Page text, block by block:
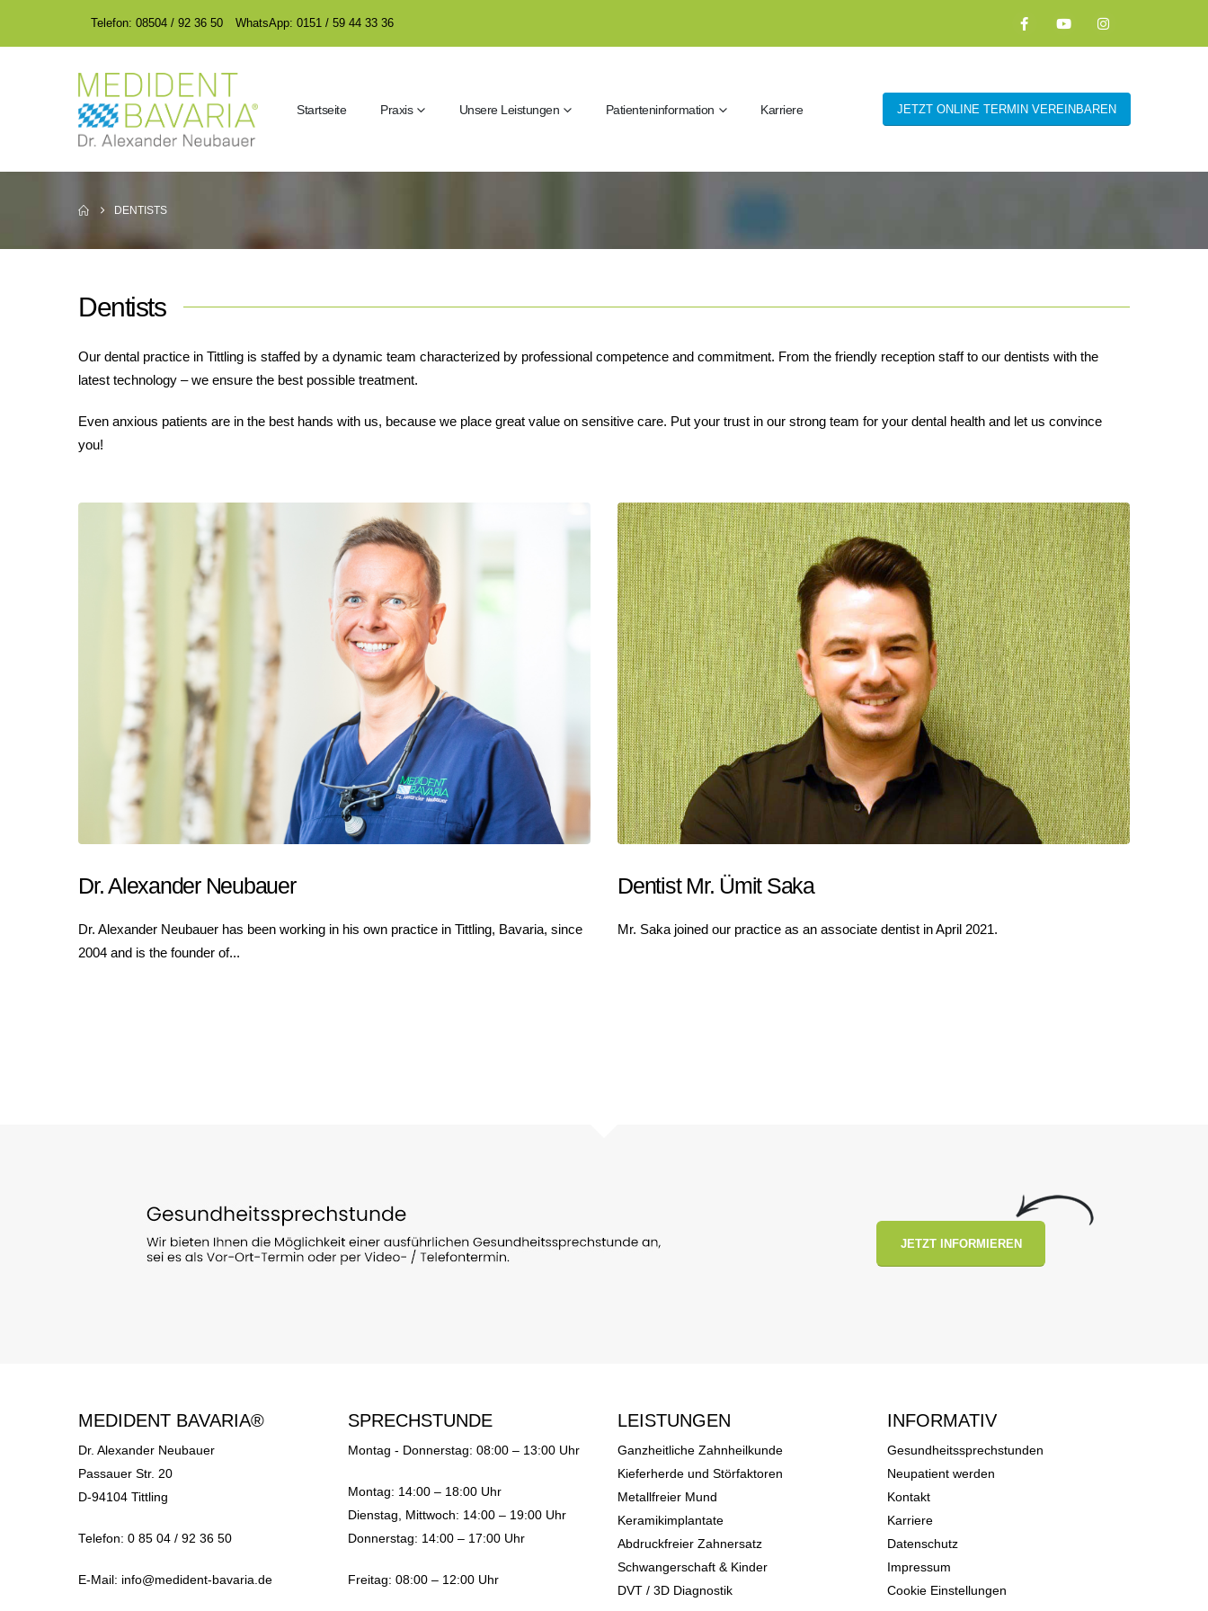
Telefon: 08504 / 92 36 50 WhatsApp: 0151 / 59 44 33 36
Startseite Praxis Unsere Leistungen Patienteninformation Karriere JETZT ONLINE TERMIN VEREINBAREN
DENTISTS
Dentists
Our dental practice in Tittling is staffed by a dynamic team characterized by professional competence and commitment. From the friendly reception staff to our dentists with the
latest technology – we ensure the best possible treatment.
Even anxious patients are in the best hands with us, because we place great value on sensitive care. Put your trust in our strong team for your dental health and let us convince
you!
Dr. Alexander Neubauer
Dr. Alexander Neubauer has been working in his own practice in Tittling, Bavaria, since
2004 and is the founder of...
Dentist Mr. Ümit Saka
Mr. Saka joined our practice as an associate dentist in April 2021.
JETZT INFORMIEREN
MEDIDENT BAVARIA®
Dr. Alexander Neubauer
Passauer Str. 20
D-94104 Tittling
Telefon: 0 85 04 / 92 36 50
E-Mail: info@medident-bavaria.de
SPRECHSTUNDE
Montag - Donnerstag: 08:00 – 13:00 Uhr
Montag: 14:00 – 18:00 Uhr
Dienstag, Mittwoch: 14:00 – 19:00 Uhr
Donnerstag: 14:00 – 17:00 Uhr
Freitag: 08:00 – 12:00 Uhr
LEISTUNGEN
Ganzheitliche Zahnheilkunde
Kieferherde und Störfaktoren
Metallfreier Mund
Keramikimplantate
Abdruckfreier Zahnersatz
Schwangerschaft & Kinder
DVT / 3D Diagnostik
INFORMATIV
Gesundheitssprechstunden
Neupatient werden
Kontakt
Karriere
Datenschutz
Impressum
Cookie Einstellungen